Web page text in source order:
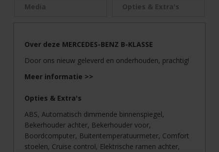
Media Opties & Extra's
Over deze MERCEDES-BENZ B-KLASSE
Door ons nieuw geleverd en onderhouden, prachtig!
Meer informatie >>
Opties & Extra's
ABS, Automatisch dimmende binnenspiegel,
Bekerhouder achter, Bekerhouder voor,
Boordcomputer, Buitentemperatuurmeter, Comfort
stoelen, Cruise control, Elektrische ramen achter,